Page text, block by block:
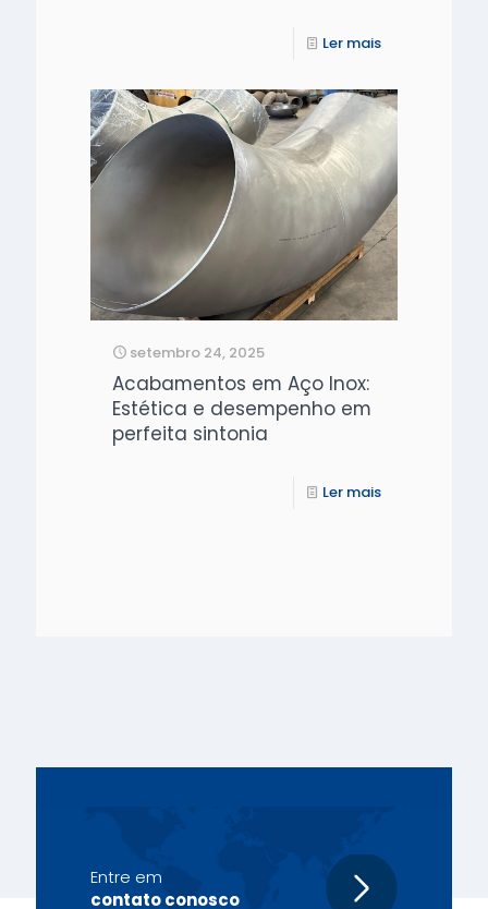
Ler mais
setembro 24, 2025
Acabamentos em Aço Inox:
Estética e desempenho em
perfeita sintonia
Ler mais
Entre em
contato conosco